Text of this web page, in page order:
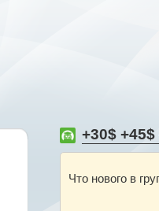
+30$
Что нового в